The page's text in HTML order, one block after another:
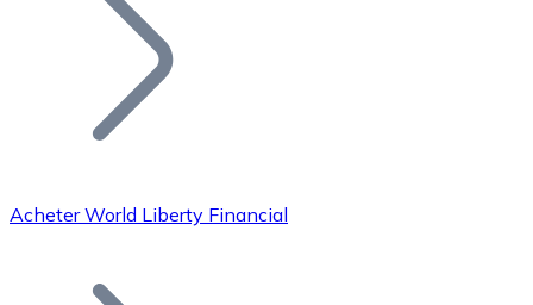
Bitcoin
Acheter World Liberty Financial